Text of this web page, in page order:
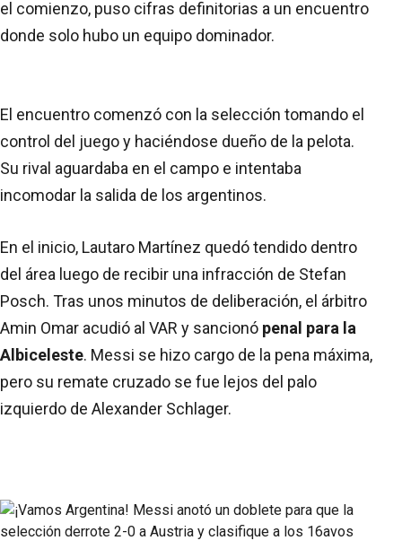
el comienzo, puso cifras definitorias a un encuentro
donde solo hubo un equipo dominador.
El encuentro comenzó con la selección tomando el
control del juego y haciéndose dueño de la pelota.
Su rival aguardaba en el campo e intentaba
incomodar la salida de los argentinos.
En el inicio, Lautaro Martínez quedó tendido dentro
del área luego de recibir una infracción de Stefan
Posch. Tras unos minutos de deliberación, el árbitro
Amin Omar acudió al VAR y sancionó penal para la
Albiceleste. Messi se hizo cargo de la pena máxima,
pero su remate cruzado se fue lejos del palo
izquierdo de Alexander Schlager.